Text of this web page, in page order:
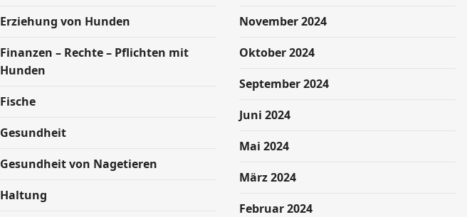
Erziehung von Hunden
Finanzen – Rechte – Pflichten mit
Hunden
Fische
Gesundheit
Gesundheit von Nagetieren
Haltung
November 2024
Oktober 2024
September 2024
Juni 2024
Mai 2024
März 2024
Februar 2024